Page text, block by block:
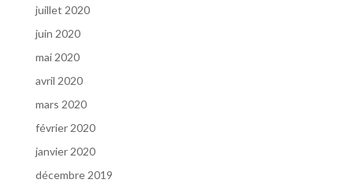
juillet 2020
juin 2020
mai 2020
avril 2020
mars 2020
février 2020
janvier 2020
décembre 2019